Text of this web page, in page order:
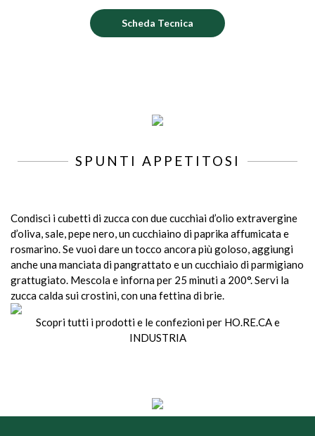
Scheda Tecnica
SPUNTI APPETITOSI
Condisci i cubetti di zucca con due cucchiai d’olio extravergine
d’oliva, sale, pepe nero, un cucchiaino di paprika affumicata e
rosmarino. Se vuoi dare un tocco ancora più goloso, aggiungi
anche una manciata di pangrattato e un cucchiaio di parmigiano
grattugiato. Mescola e inforna per 25 minuti a 200°. Servi la
zucca calda sui crostini, con una fettina di brie.
Scopri tutti i prodotti e le confezioni per HO.RE.CA e
INDUSTRIA